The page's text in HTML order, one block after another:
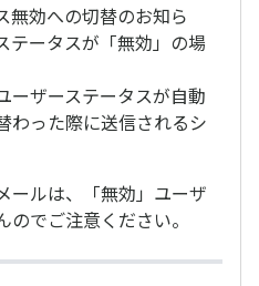
無効への切替のお知ら
テータスが「無効」の場
ザーステータスが自動
わった際に送信されるシ
ールは、「無効」ユーザ
でご注意ください。